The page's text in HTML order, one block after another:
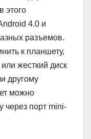
этого
4.0 и
разъемов.
к планшету,
жесткий диск
другому
можно
через порт mini-